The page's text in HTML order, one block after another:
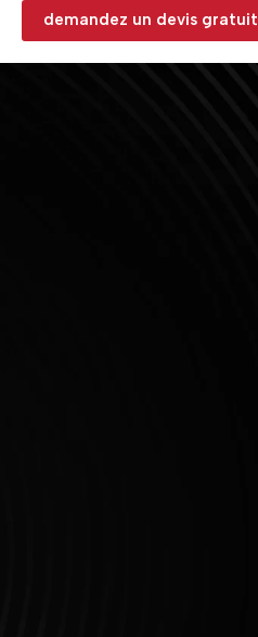
demandez un devis gratuit